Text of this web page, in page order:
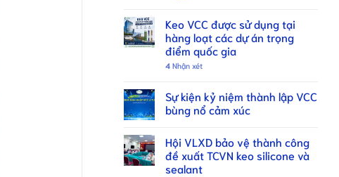
Keo VCC được sử dụng tại
hàng loạt các dự án trọng
điểm quốc gia
4 Nhận xét
Sự kiện kỷ niệm thành lập VCC
bùng nổ cảm xúc
Hội VLXD bảo vệ thành công
đề xuất TCVN keo silicone và
sealant